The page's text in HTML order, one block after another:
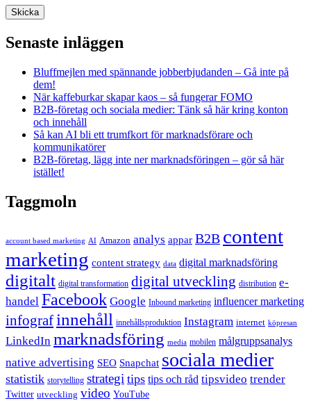
Senaste inläggen
Bluffmejlen med spännande jobberbjudanden – Gå inte på
dem!
När kaffeburkar skapar kaos – så fungerar FOMO
B2B-företag och sociala medier: Tänk så här kring konton
och innehåll
Så kan AI bli ett trumfkort för marknadsförare och
kommunikatörer
B2B-företag, lägg inte ner marknadsföringen – gör så här
istället!
Taggmoln
account based marketing AI Amazon analys appar B2B content
marketing content strategy data digital marknadsföring
digitalt digital transformation digital utveckling distribution e-
handel Facebook Google Inbound marketing influencer marketing
infograf innehåll innehållsproduktion Instagram internet köpresan
LinkedIn marknadsföring media mobilen målgruppsanalys
native advertising SEO Snapchat sociala medier
statistik storytelling strategi tips tips och råd tipsvideo trender
Twitter utveckling video YouTube